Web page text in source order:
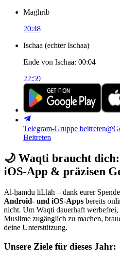
Maghrib
20:48
Ischaa (echter Ischaa)
Ende von Ischaa: 00:04
22:59
Telegram-Gruppe beitreten
Beitreten
🌙 Waqti braucht
iOS-App & präzisen
Al-ḥamdu liLlāh – dank eurer
Android- und iOS-Apps bereits
nicht. Um Waqti dauerhaft
Muslime zugänglich zu machen,
deine Unterstützung.
Unsere Ziele für dieses Jahr: